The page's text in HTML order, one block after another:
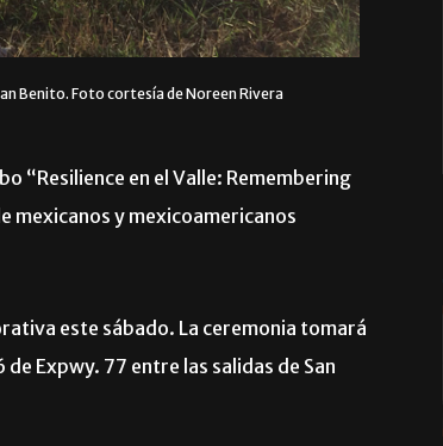
Benito. Foto cortesía de Noreen Rivera
“Resilience en el Valle: Remembering
mexicanos y mexicoamericanos
este sábado. La ceremonia tomará
Expwy. 77 entre las salidas de San